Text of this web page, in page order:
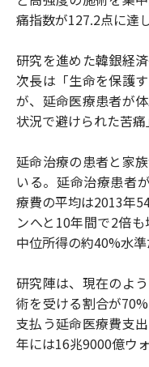
痛指数が127.2点に達
研究を進めた韓銀経
次長は「生命を保護
が、延命医療患者が
状況で避けられた苦痛
延命治療の患者と家
いる。延命治療患者
療費の平均は2013年
ンへと10年間で2倍
中位所得の約40%水準
研究陣は、現在のよ
術を受ける割合が
支払う延命医療費支
年には16兆9000億ウ